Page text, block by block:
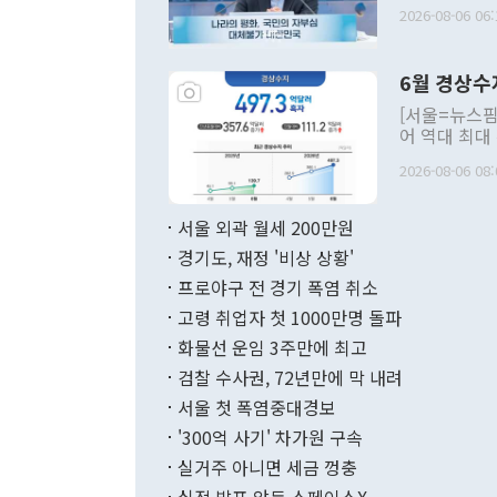
발언 중에는
주의적 희망
관의 대북
관 부처 장
관의 무리한
다. [정동영 통일부 장관이 지난달 23일 오후 서울 종로구 정부서울청사에
무너졌다고
함께 4자 대
2026-08-06
6월 경상
[서울=뉴스
어 역대 최
료=한국은행] 한국은행이 6일 발표한 '2026년 6월 국제수지(잠정)'
며 월간 기
196.9% 급
수출은
2026-08-06
서울 외곽 월세 200만원
경기도, 재정 '비상 상황'
프로야구 전 경기 폭염 취소
고령 취업자 첫 1000만명 돌파
화물선 운임 3주만에 최고
검찰 수사권, 72년만에 막 내려
서울 첫 폭염중대경보
'300억 사기' 차가원 구속
실거주 아니면 세금 껑충